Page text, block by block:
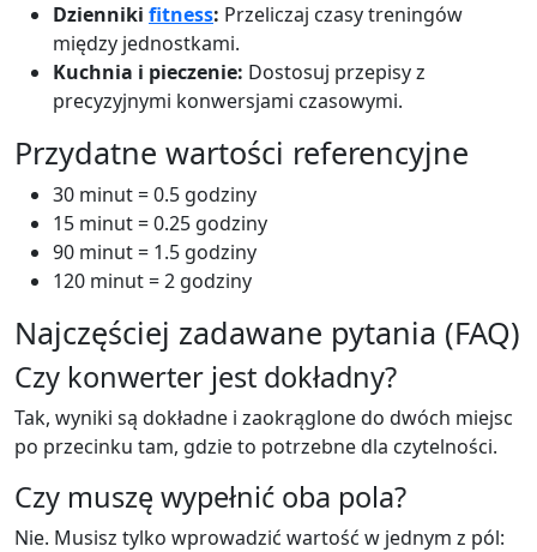
Dzienniki fitness: Przeliczaj czasy treningów
między jednostkami.
Kuchnia i pieczenie: Dostosuj przepisy z
precyzyjnymi konwersjami czasowymi.
Przydatne wartości referencyjne
30 minut = 0.5 godziny
15 minut = 0.25 godziny
90 minut = 1.5 godziny
120 minut = 2 godziny
Najczęściej zadawane pytania (FAQ)
Czy konwerter jest dokładny?
Tak, wyniki są dokładne i zaokrąglone do dwóch miejsc
po przecinku tam, gdzie to potrzebne dla czytelności.
Czy muszę wypełnić oba pola?
Nie. Musisz tylko wprowadzić wartość w jednym z pól: